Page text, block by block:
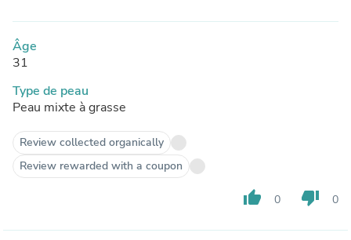
Âge
31
Type de peau
Peau mixte à grasse
Review collected organically
Review rewarded with a coupon
thumb_up 0 thumb_down 0